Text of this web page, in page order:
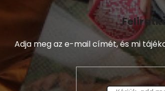
Adja meg az e-mail címét, és mi